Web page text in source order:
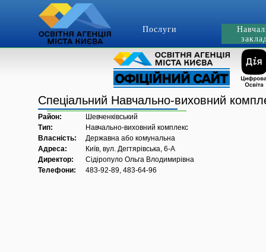
Послуги
Спеціальний Навчально-виховний
Район:
Шевченківський
Тип:
Навчально-виховний комплекс
Власність:
Державна або комунальна
Адреса:
Київ, вул. Дегтярівська, 6-А
Директор:
Сідіропуло Ольга Влодимирівна
Телефони:
483-92-89, 483-64-96